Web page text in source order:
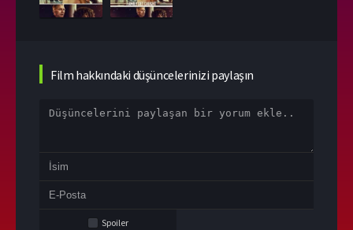
Film hakkındaki düşüncelerinizi paylaşın
Spoiler